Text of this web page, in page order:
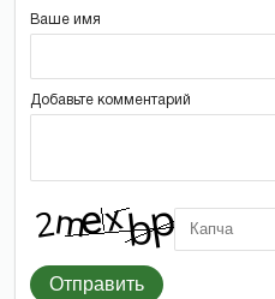
Ваше имя
Добавьте комментарий
Отправить